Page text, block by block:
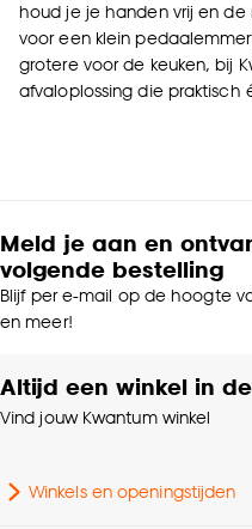
houd je je handen vrij en de
voor een klein
grotere voor de keuken, bij
afvaloplossing die praktisch
Meld je aan en
volgende bestelling
Blijf per e-mail op de hoogte
en meer!
Altijd een winkel in
Vind jouw Kwantum winkel
Winkels en openingstijden